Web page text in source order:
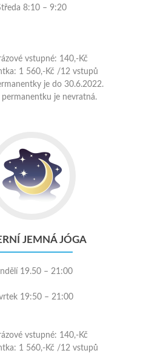
8:10 – 9:20
vstupné: 140,-Kč
1 560,-Kč /12 vstupů
je do 30.6.2022.
permanentku je nevratná.
JEMNÁ JÓGA
19.50 – 21:00
19:50 – 21:00
vstupné: 140,-Kč
1 560,-Kč /12 vstupů